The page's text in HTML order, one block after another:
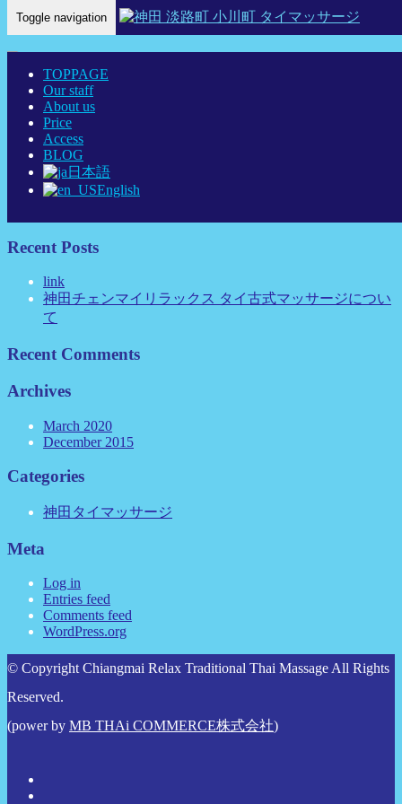
Toggle navigation
TOPPAGE
Our staff
About us
Price
Access
BLOG
日本語
English
Home Eng-ユリ-…
ユリ-神田 タイマッサージ タイ古式マッサージ チェンマイ
リラックス
Recent Posts
link
神田チェンマイリラックス タイ古式マッサージについ
て
Recent Comments
Archives
March 2020
December 2015
Categories
神田タイマッサージ
Meta
Log in
Entries feed
Comments feed
WordPress.org
© Copyright Chiangmai Relax Traditional Thai Massage All Rights
Reserved.
(power by MB THAi COMMERCE株式会社)